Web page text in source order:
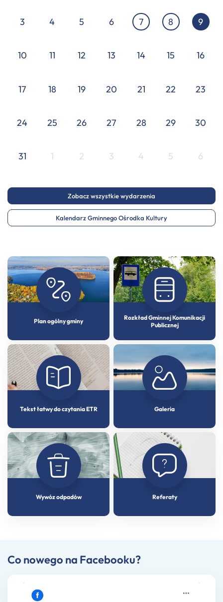
3 4 5 6 7 8 9
10 11 12 13 14 15 16
17 18 19 20 21 22 23
24 25 26 27 28 29 30
31 1 2 3 4 5 6
Zobacz wszystkie wydarzenia
Kalendarz Gminnego Ośrodka Kultury
Plan ogólny gminy
Rozkład Gminnej Komunikacji
Publicznej
Tekst łatwy do czytania ETR Galeria
Wywóz odpadów Referaty
Co nowego na Facebooku?